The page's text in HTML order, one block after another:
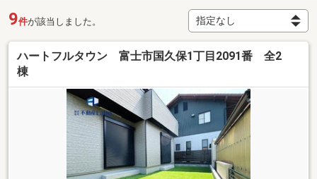
9件が該当しました。
ハートフルタウン 富士市国久保1丁目2091番 全2
棟